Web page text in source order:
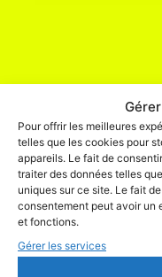
Pour offrir les meilleures
telles que les cookies pour
appareils. Le fait de
traiter des données telles
uniques sur ce site. Le fait
consentement peut avoir un
et fonctions.
Gérer les services
Bientôt
Avec Klape.io,
l’IA les relance et